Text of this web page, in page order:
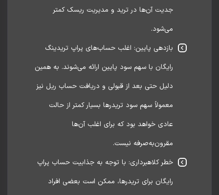
جدیت آن‌ها در ترید و مدیریت ریسک کمتر
بازدهی پایین: اغلب حساب‌های پراپ تریدینگ
رایگان با سهم سود پایین ارائه می‌شوند. به همین
دلیل حتی بعد از قبولی و دریافت حساب ریل نیز
معمولاً سهم سود تریدرها بسیار کمتر از حالت
عادی خواهد بود که برای اغلب آن‌ها
مقرون‌به‌صرفه نیست.
خطر کلاهبرداری: با توجه به جذابیت حساب پراپ
رایگان برای تریدرها، ممکن است بعضی افراد